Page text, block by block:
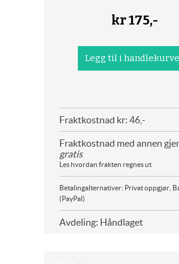
kr175,-
Fraktkostnad kr: 46,-
Fraktkostnad med annen
gratis
Les hvordan frakten regnes ut
Betalingalternativer: Privat oppgjør,
(PayPal)
Avdeling: Håndlaget